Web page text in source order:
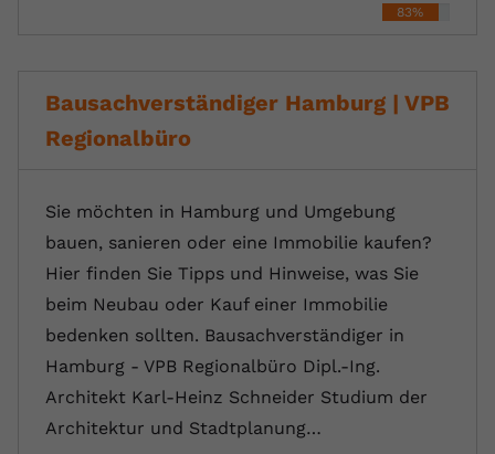
83%
Bausachverständiger Hamburg | VPB
Regionalbüro
Sie möchten in Hamburg und Umgebung
bauen, sanieren oder eine Immobilie kaufen?
Hier finden Sie Tipps und Hinweise, was Sie
beim Neubau oder Kauf einer Immobilie
bedenken sollten. Bausachverständiger in
Hamburg - VPB Regionalbüro Dipl.-Ing.
Architekt Karl-Heinz Schneider Studium der
Architektur und Stadtplanung…